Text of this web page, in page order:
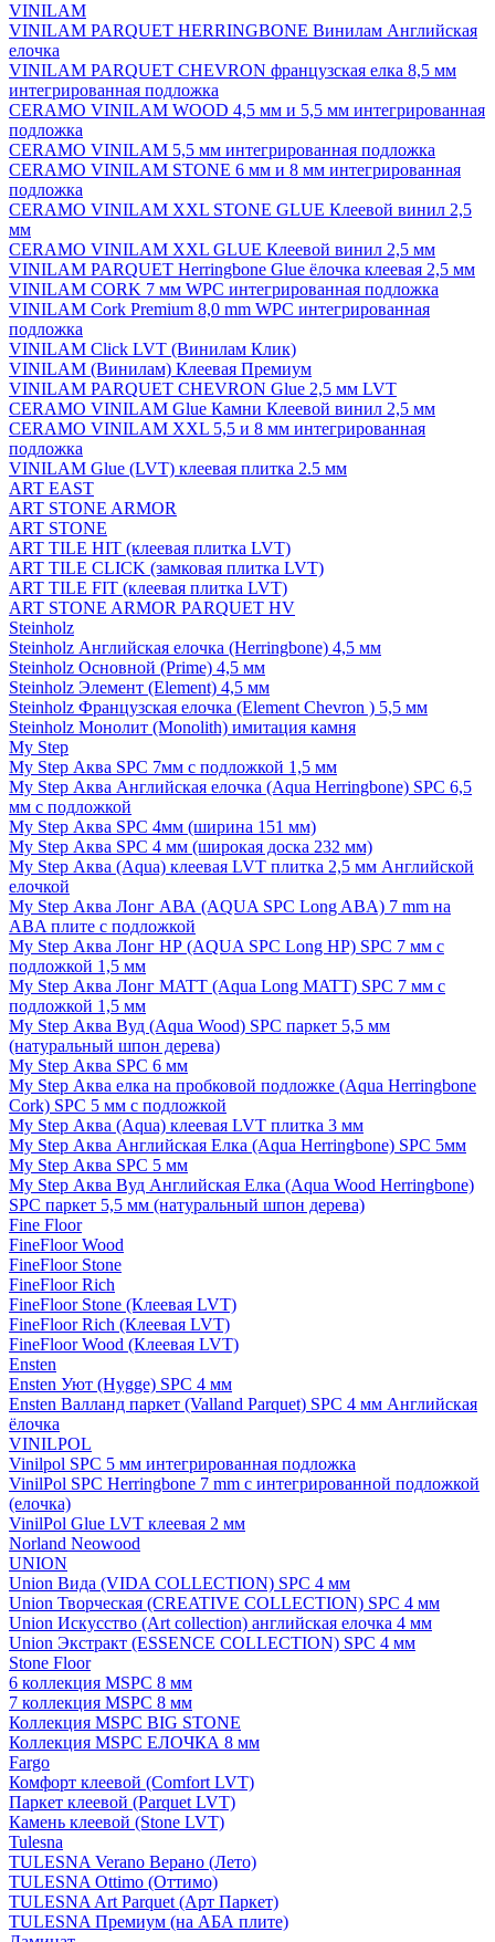
VINILAM
VINILAM PARQUET HERRINGBONE Винилам Английская
елочка
VINILAM PARQUET CHEVRON французская елка 8,5 мм
интегрированная подложка
CERAMO VINILAM WOOD 4,5 мм и 5,5 мм интегрированная
подложка
CERAMO VINILAM 5,5 мм интегрированная подложка
CERAMO VINILAM STONE 6 мм и 8 мм интегрированная
подложка
CERAMO VINILAM XXL STONE GLUE Клеевой винил 2,5
мм
CERAMO VINILAM XXL GLUE Клеевой винил 2,5 мм
VINILAM PARQUET Herringbone Glue ёлочка клеевая 2,5 мм
VINILAM CORK 7 мм WPC интегрированная подложка
VINILAM Cork Premium 8,0 mm WPC интегрированная
подложка
VINILAM Click LVT (Винилам Клик)
VINILAM (Винилам) Клеевая Премиум
VINILAM PARQUET CHEVRON Glue 2,5 мм LVT
CERAMO VINILAM Glue Камни Клеевой винил 2,5 мм
CERAMO VINILAM XXL 5,5 и 8 мм интегрированная
подложка
VINILAM Glue (LVT) клеевая плитка 2.5 мм
ART EAST
ART STONE ARMOR
ART STONE
ART TILE HIT (клеевая плитка LVT)
ART TILE CLICK (замковая плитка LVT)
ART TILE FIT (клеевая плитка LVT)
ART STONE ARMOR PARQUET HV
Steinholz
Steinholz Английская елочка (Herringbone) 4,5 мм
Steinholz Основной (Prime) 4,5 мм
Steinholz Элемент (Element) 4,5 мм
Steinholz Французская елочка (Element Chevron ) 5,5 мм
Steinholz Монолит (Monolith) имитация камня
My Step
My Step Аква SPC 7мм c подложкой 1,5 мм
My Step Аква Английская елочка (Aqua Herringbone) SPC 6,5
мм с подложкой
My Step Аква SPC 4мм (ширина 151 мм)
My Step Аква SPC 4 мм (широкая доска 232 мм)
My Step Аква (Aqua) клеевая LVT плитка 2,5 мм Английской
елочкой
My Step Аква Лонг АВА (AQUA SPC Long ABA) 7 mm на
ABA плите с подложкой
My Step Аква Лонг НР (AQUA SPC Long HP) SPC 7 мм с
подложкой 1,5 мм
My Step Аква Лонг MATT (Aqua Long MATT) SPC 7 мм с
подложкой 1,5 мм
My Step Аква Вуд (Aqua Wood) SPC паркет 5,5 мм
(натуральный шпон дерева)
My Step Аква SPC 6 мм
My Step Аква елка на пробковой подложке (Aqua Herringbone
Cork) SPC 5 мм с подложкой
My Step Аква (Aqua) клеевая LVT плитка 3 мм
My Step Аква Английская Елка (Aqua Herringbone) SPC 5мм
My Step Аква SPC 5 мм
My Step Аква Вуд Английская Елка (Aqua Wood Herringbone)
SPC паркет 5,5 мм (натуральный шпон дерева)
Fine Floor
FineFloor Wood
FineFloor Stone
FineFloor Rich
FineFloor Stone (Клеевая LVT)
FineFloor Rich (Клеевая LVT)
FineFloor Wood (Клеевая LVT)
Ensten
Ensten Уют (Hygge) SPC 4 мм
Ensten Валланд паркет (Valland Parquet) SPC 4 мм Английская
ёлочка
VINILPOL
Vinilpol SPC 5 мм интегрированная подложка
VinilPol SPC Herringbone 7 mm с интегрированной подложкой
(елочка)
VinilPol Glue LVT клеевая 2 мм
Norland Neowood
UNION
Union Вида (VIDA COLLECTION) SPC 4 мм
Union Творческая (CREATIVE COLLECTION) SPC 4 мм
Union Искусство (Art collection) английская елочка 4 мм
Union Экстракт (ESSENCE COLLECTION) SPC 4 мм
Stone Floor
6 коллекция MSPC 8 мм
7 коллекция MSPC 8 мм
Коллекция MSPC BIG STONE
Коллекция MSPC ЕЛОЧКА 8 мм
Fargo
Комфорт клеевой (Comfort LVT)
Паркет клеевой (Parquet LVT)
Камень клеевой (Stone LVT)
Tulesna
TULESNA Verano Верано (Лето)
TULESNA Ottimo (Оттимо)
TULESNA Art Parquet (Арт Паркет)
TULESNA Премиум (на АБА плите)